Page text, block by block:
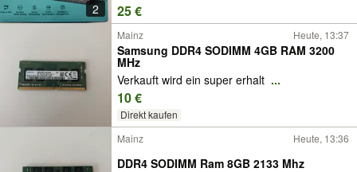
2 25 €
Mainz Heute, 13:37
Samsung DDR4 SODIMM 4GB RAM 3200
MHz
Verkauft wird ein super erhalt ...
10 €
Direkt kaufen
Mainz
Heute, 13:36
DDR4 SODIMM Ram 8GB 2133 Mhz